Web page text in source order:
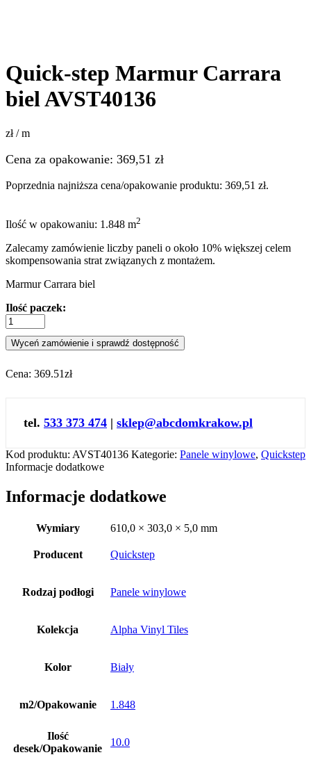
Quick-step Marmur Carrara
biel AVST40136
zł / m
Cena za opakowanie: 369,51 zł
Poprzednia najniższa cena/opakowanie produktu: 369,51 zł.
Ilość w opakowaniu: 1.848 m2
Zalecamy zamówienie liczby paneli o około 10% większej celem
skompensowania strat związanych z montażem.
Marmur Carrara biel
Ilość paczek:
Wyceń zamówienie i sprawdź dostępność
Cena: 369.51zł
tel. 533 373 474 | sklep@abcdomkrakow.pl
Kod produktu: AVST40136 Kategorie: Panele winylowe, Quickstep
Informacje dodatkowe
Informacje dodatkowe
Wymiary 610,0 × 303,0 × 5,0 mm
Producent Quickstep
Rodzaj podłogi Panele winylowe
Kolekcja Alpha Vinyl Tiles
Kolor Biały
m2/Opakowanie 1.848
Ilość
desek/Opakowanie
10.0